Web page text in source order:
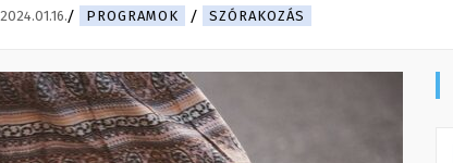
2024.01.16. PROGRAMOK SZÓRAKOZÁS